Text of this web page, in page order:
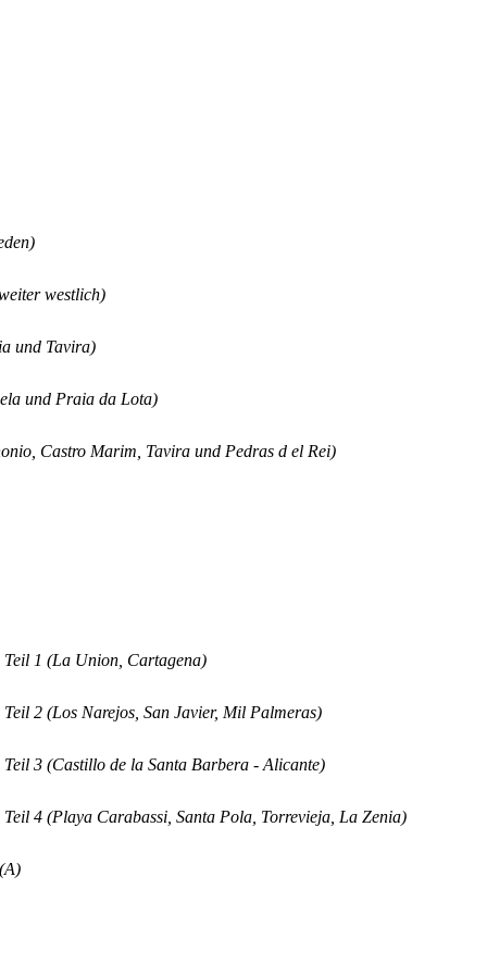
westlich)
und Tavira)
und Praia da Lota)
Castro Marim, Tavira und Pedras d el Rei)
1 (La Union, Cartagena)
2 (Los Narejos, San Javier, Mil Palmeras)
3 (Castillo de la Santa Barbera - Alicante)
4 (Playa Carabassi, Santa Pola, Torrevieja, La Zenia)